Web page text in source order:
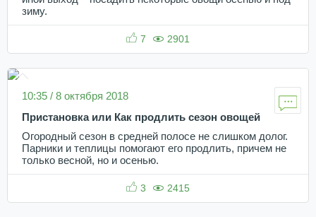
зиму.
7 2901
10:35 / 8 октября 2018
Пристановка или Как продлить сезон овощей
Огородный сезон в средней полосе не слишком долог.
Парники и теплицы помогают его продлить, причем не
только весной, но и осенью.
3 2415